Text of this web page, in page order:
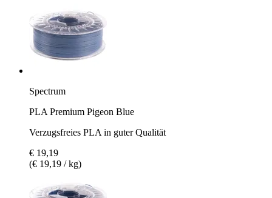
Spectrum
PLA Premium Pigeon Blue
Verzugsfreies PLA in guter Qualität
€ 19,19
(€ 19,19 / kg)